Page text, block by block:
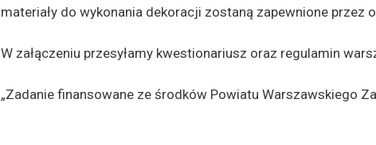
materiały do wykonania dekoracji zostaną zapewnione przez
W załączeniu przesyłamy kwestionariusz oraz regulamin
„Zadanie finansowane ze środków Powiatu Warszawskiego